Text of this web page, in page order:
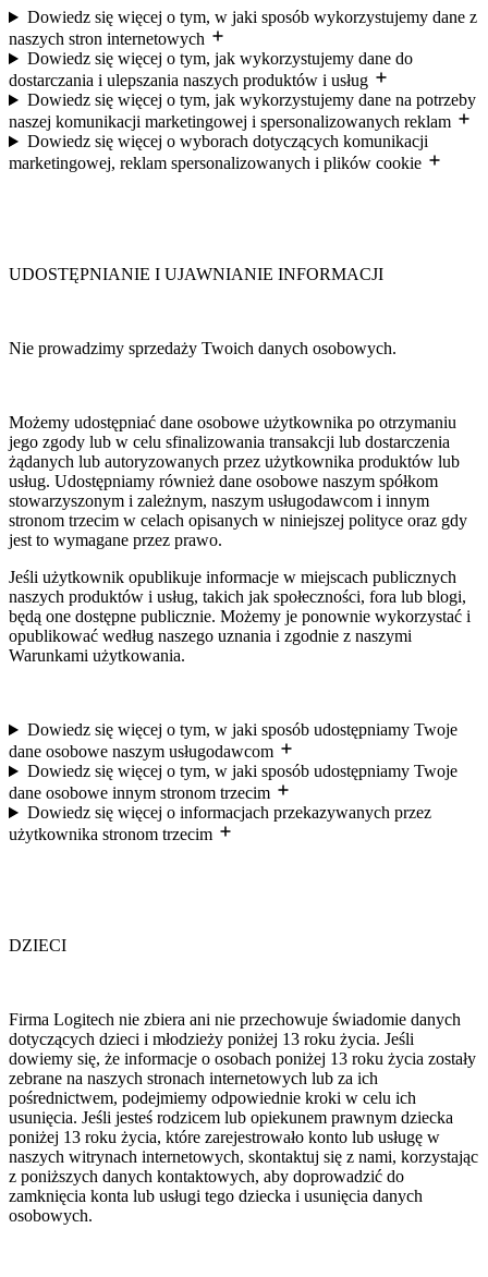
Dowiedz się więcej o tym, w jaki sposób wykorzystujemy dane z
naszych stron internetowych
Dowiedz się więcej o tym, jak wykorzystujemy dane do
dostarczania i ulepszania naszych produktów i usług
Dowiedz się więcej o tym, jak wykorzystujemy dane na potrzeby
naszej komunikacji marketingowej i spersonalizowanych reklam
Dowiedz się więcej o wyborach dotyczących komunikacji
marketingowej, reklam spersonalizowanych i plików cookie
UDOSTĘPNIANIE I UJAWNIANIE INFORMACJI
Nie prowadzimy sprzedaży Twoich danych osobowych.
Możemy udostępniać dane osobowe użytkownika po otrzymaniu
jego zgody lub w celu sfinalizowania transakcji lub dostarczenia
żądanych lub autoryzowanych przez użytkownika produktów lub
usług. Udostępniamy również dane osobowe naszym spółkom
stowarzyszonym i zależnym, naszym usługodawcom i innym
stronom trzecim w celach opisanych w niniejszej polityce oraz gdy
jest to wymagane przez prawo.
Jeśli użytkownik opublikuje informacje w miejscach publicznych
naszych produktów i usług, takich jak społeczności, fora lub blogi,
będą one dostępne publicznie. Możemy je ponownie wykorzystać i
opublikować według naszego uznania i zgodnie z naszymi
Warunkami użytkowania.
Dowiedz się więcej o tym, w jaki sposób udostępniamy Twoje
dane osobowe naszym usługodawcom
Dowiedz się więcej o tym, w jaki sposób udostępniamy Twoje
dane osobowe innym stronom trzecim
Dowiedz się więcej o informacjach przekazywanych przez
użytkownika stronom trzecim
DZIECI
Firma Logitech nie zbiera ani nie przechowuje świadomie danych
dotyczących dzieci i młodzieży poniżej 13 roku życia. Jeśli
dowiemy się, że informacje o osobach poniżej 13 roku życia zostały
zebrane na naszych stronach internetowych lub za ich
pośrednictwem, podejmiemy odpowiednie kroki w celu ich
usunięcia. Jeśli jesteś rodzicem lub opiekunem prawnym dziecka
poniżej 13 roku życia, które zarejestrowało konto lub usługę w
naszych witrynach internetowych, skontaktuj się z nami, korzystając
z poniższych danych kontaktowych, aby doprowadzić do
zamknięcia konta lub usługi tego dziecka i usunięcia danych
osobowych.